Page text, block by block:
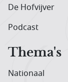
De Hofvijver
Podcast
Thema's
Nationaal